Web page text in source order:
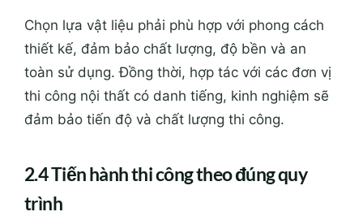
Chọn lựa vật liệu phải phù hợp với phong cách
thiết kế, đảm bảo chất lượng, độ bền và an
toàn sử dụng. Đồng thời, hợp tác với các đơn vị
thi công nội thất có danh tiếng, kinh nghiệm sẽ
đảm bảo tiến độ và chất lượng thi công.
2.4 Tiến hành thi công theo đúng quy
trình